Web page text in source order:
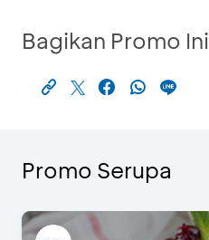
Bagikan Promo Ini
Promo Serupa